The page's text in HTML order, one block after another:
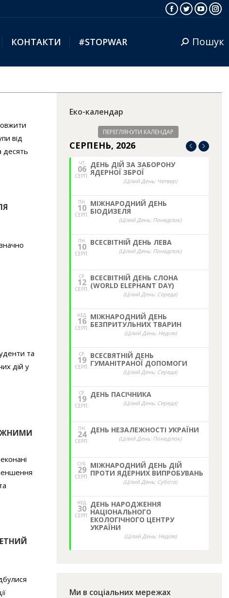
Facebook
Twitter
КОНТАКТИ #STOPWAR Search:Пошук
від
десять
та
дій у
Еко-календар
ПЕРЕГЛЯНУТИ КАЛЕНДАР
СЕРПЕНЬ, 2026
ЧТ.
06
СЕРП.
ДЕНЬ ДІЙ ЗА ЗАБОРОНУ
ЯДЕРНОЇ ЗБРОЇ
(Цілий День: Четвер)
ПН.
10
СЕРП.
МІЖНАРОДНИЙ ДЕНЬ
БІОДИЗЕЛЯ
(Цілий День: Понеділок)
ПН.
10
СЕРП.
ВСЕСВІТНІЙ ДЕНЬ ЛЕВА
(Цілий День: Понеділок)
СР.
12
СЕРП.
ВСЕСВІТНІЙ ДЕНЬ СЛОНА
(WORLD ELEPHANT DAY)
(Цілий День: Середа)
НЕД,
16
СЕРП.
МІЖНАРОДНИЙ ДЕНЬ
БЕЗПРИТУЛЬНИХ ТВАРИН
(Цілий День: Неділя)
СР.
19
СЕРП.
ВСЕСВЯТНІЙ ДЕНЬ
ГУМАНІТРАНОЇ ДОПОМОГИ
(Цілий День: Середа)
СР.
19
СЕРП.
ДЕНЬ ПАСІЧНИКА
(Цілий День: Середа)
ПН.
24
СЕРП.
ДЕНЬ НЕЗАЛЕЖНОСТІ УКРАЇНИ
(Цілий День: Понеділок)
СУБ.
29
СЕРП.
МІЖНАРОДНИЙ ДЕНЬ ДІЙ
ПРОТИ ЯДЕРНИХ ВИПРОБУВАНЬ
(Цілий День: Субота)
НЕД,
30
СЕРП.
ДЕНЬ НАРОДЖЕННЯ
НАЦІОНАЛЬНОГО
ЕКОЛОГІЧНОГО ЦЕНТРУ
УКРАЇНИ
(Цілий День: Неділя)
Ми в соціальних мережах